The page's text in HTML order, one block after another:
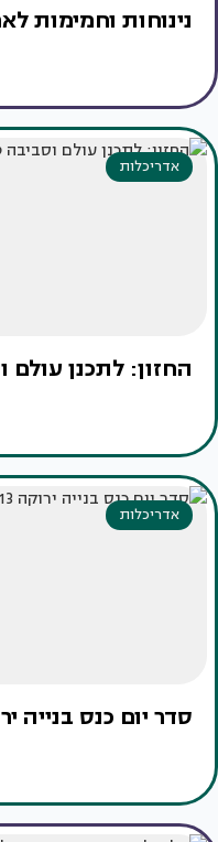
נינוחות וחמימות
אדריכלות
החזון: לתכנן עולם
אדריכלות
סדר יום כנס בנייה ירוקה